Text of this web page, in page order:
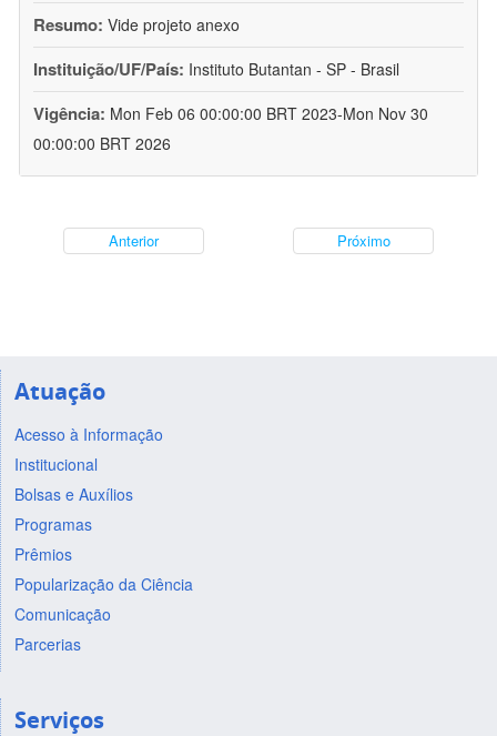
Resumo: Vide projeto anexo
Instituição/UF/País: Instituto Butantan - SP - Brasil
Vigência: Mon Feb 06 00:00:00 BRT 2023-Mon Nov 30
00:00:00 BRT 2026
Anterior Próximo
Atuação
Acesso à Informação
Institucional
Bolsas e Auxílios
Programas
Prêmios
Popularização da Ciência
Comunicação
Parcerias
Serviços